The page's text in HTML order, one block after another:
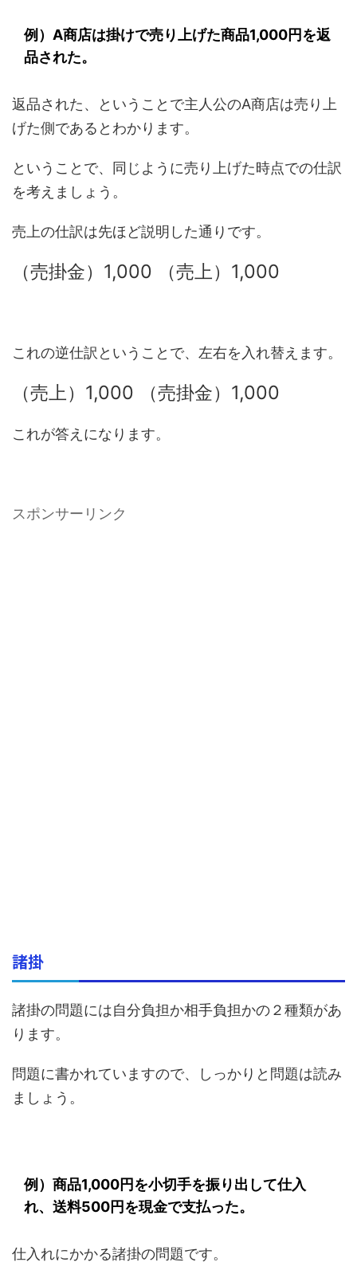
例）A商店は掛けで売り上げた商品1,000円を返
品された。
返品された、ということで主人公のA商店は売り上
げた側であるとわかります。
ということで、同じように売り上げた時点での仕訳
を考えましょう。
売上の仕訳は先ほど説明した通りです。
（売掛金）1,000 （売上）1,000
これの逆仕訳ということで、左右を入れ替えます。
（売上）1,000 （売掛金）1,000
これが答えになります。
スポンサーリンク
諸掛
諸掛の問題には自分負担か相手負担かの２種類があ
ります。
問題に書かれていますので、しっかりと問題は読み
ましょう。
例）商品1,000円を小切手を振り出して仕入
れ、送料500円を現金で支払った。
仕入れにかかる諸掛の問題です。